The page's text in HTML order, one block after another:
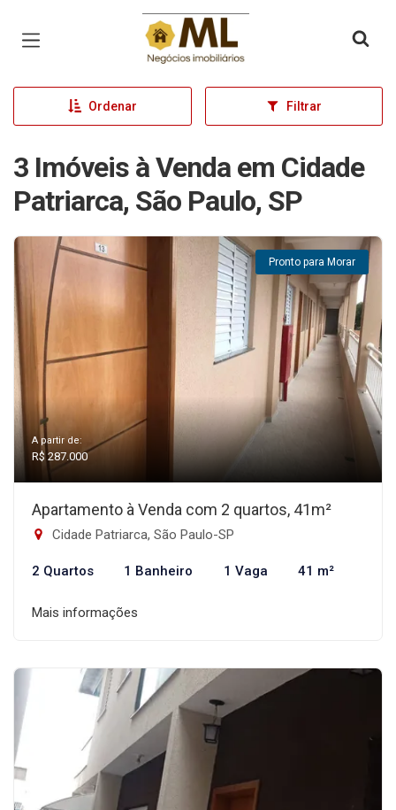
Página inicial
Ordenar Filtrar
3 Imóveis à Venda em Cidade
Patriarca, São Paulo, SP
Pronto para Morar
A partir de:
R$ 287.000
Apartamento à Venda com 2 quartos, 41m²
Cidade Patriarca, São Paulo-SP
2 Quartos 1 Banheiro 1 Vaga 41 m²
Mais informações